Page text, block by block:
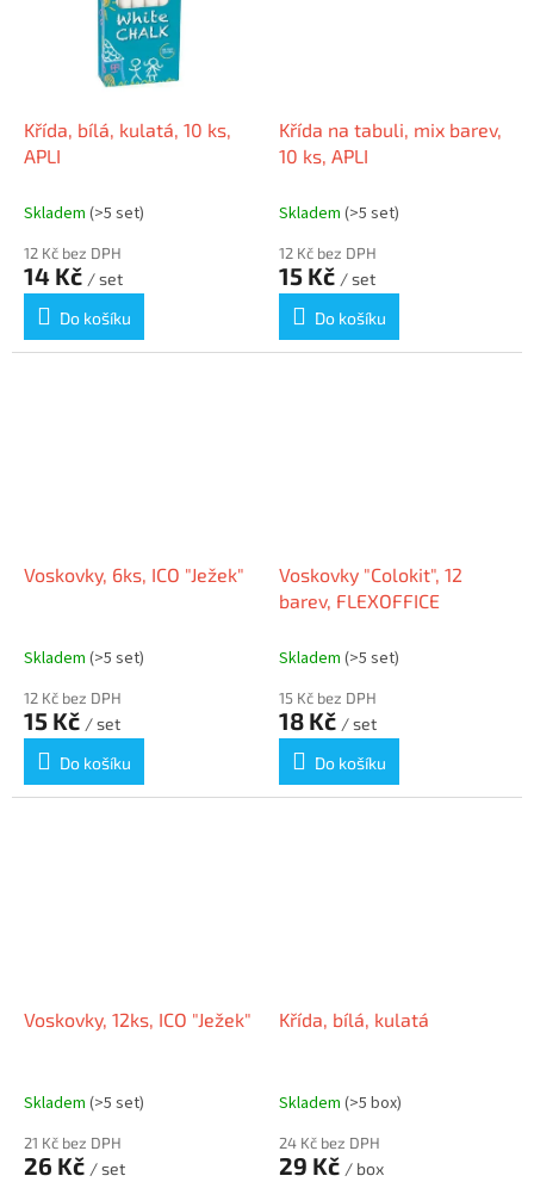
Křída, bílá, kulatá, 10 ks,
APLI
Skladem (>5 set)
12 Kč bez DPH
14 Kč / set
Do košíku
Křída na tabuli, mix barev,
10 ks, APLI
Skladem (>5 set)
12 Kč bez DPH
15 Kč / set
Do košíku
Voskovky, 6ks, ICO "Ježek"
Skladem (>5 set)
12 Kč bez DPH
15 Kč / set
Do košíku
Voskovky "Colokit", 12
barev, FLEXOFFICE
Skladem (>5 set)
15 Kč bez DPH
18 Kč / set
Do košíku
Voskovky, 12ks, ICO "Ježek"
Skladem (>5 set)
21 Kč bez DPH
26 Kč / set
Křída, bílá, kulatá
Skladem (>5 box)
24 Kč bez DPH
29 Kč / box